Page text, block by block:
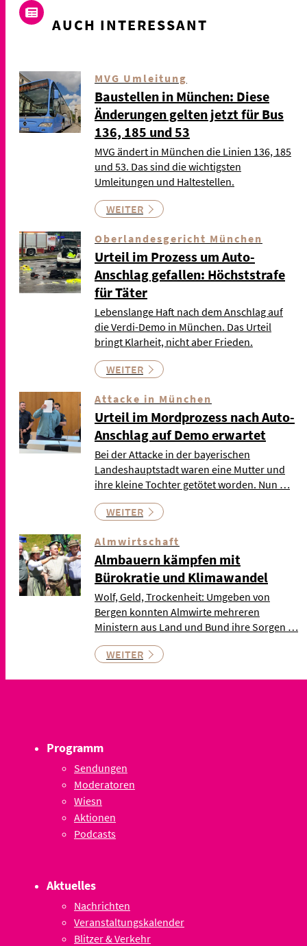
AUCH INTERESSANT
MVG Umleitung
Baustellen in München: Diese
Änderungen gelten jetzt für Bus
136, 185 und 53
MVG ändert in München die Linien 136, 185
und 53. Das sind die wichtigsten
Umleitungen und Haltestellen.
WEITER
Oberlandesgericht München
Urteil im Prozess um Auto-
Anschlag gefallen: Höchststrafe
für Täter
Lebenslange Haft nach dem Anschlag auf
die Verdi-Demo in München. Das Urteil
bringt Klarheit, nicht aber Frieden.
WEITER
Attacke in München
Urteil im Mordprozess nach Auto-
Anschlag auf Demo erwartet
Bei der Attacke in der bayerischen
Landeshauptstadt waren eine Mutter und
ihre kleine Tochter getötet worden. Nun …
WEITER
Almwirtschaft
Almbauern kämpfen mit
Bürokratie und Klimawandel
Wolf, Geld, Trockenheit: Umgeben von
Bergen konnten Almwirte mehreren
Ministern aus Land und Bund ihre Sorgen …
WEITER
Programm
Sendungen
Moderatoren
Wiesn
Aktionen
Podcasts
Aktuelles
Nachrichten
Veranstaltungskalender
Blitzer & Verkehr